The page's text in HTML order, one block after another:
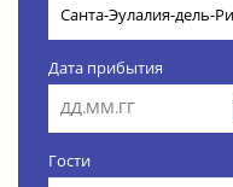
Дата прибытия
Гости